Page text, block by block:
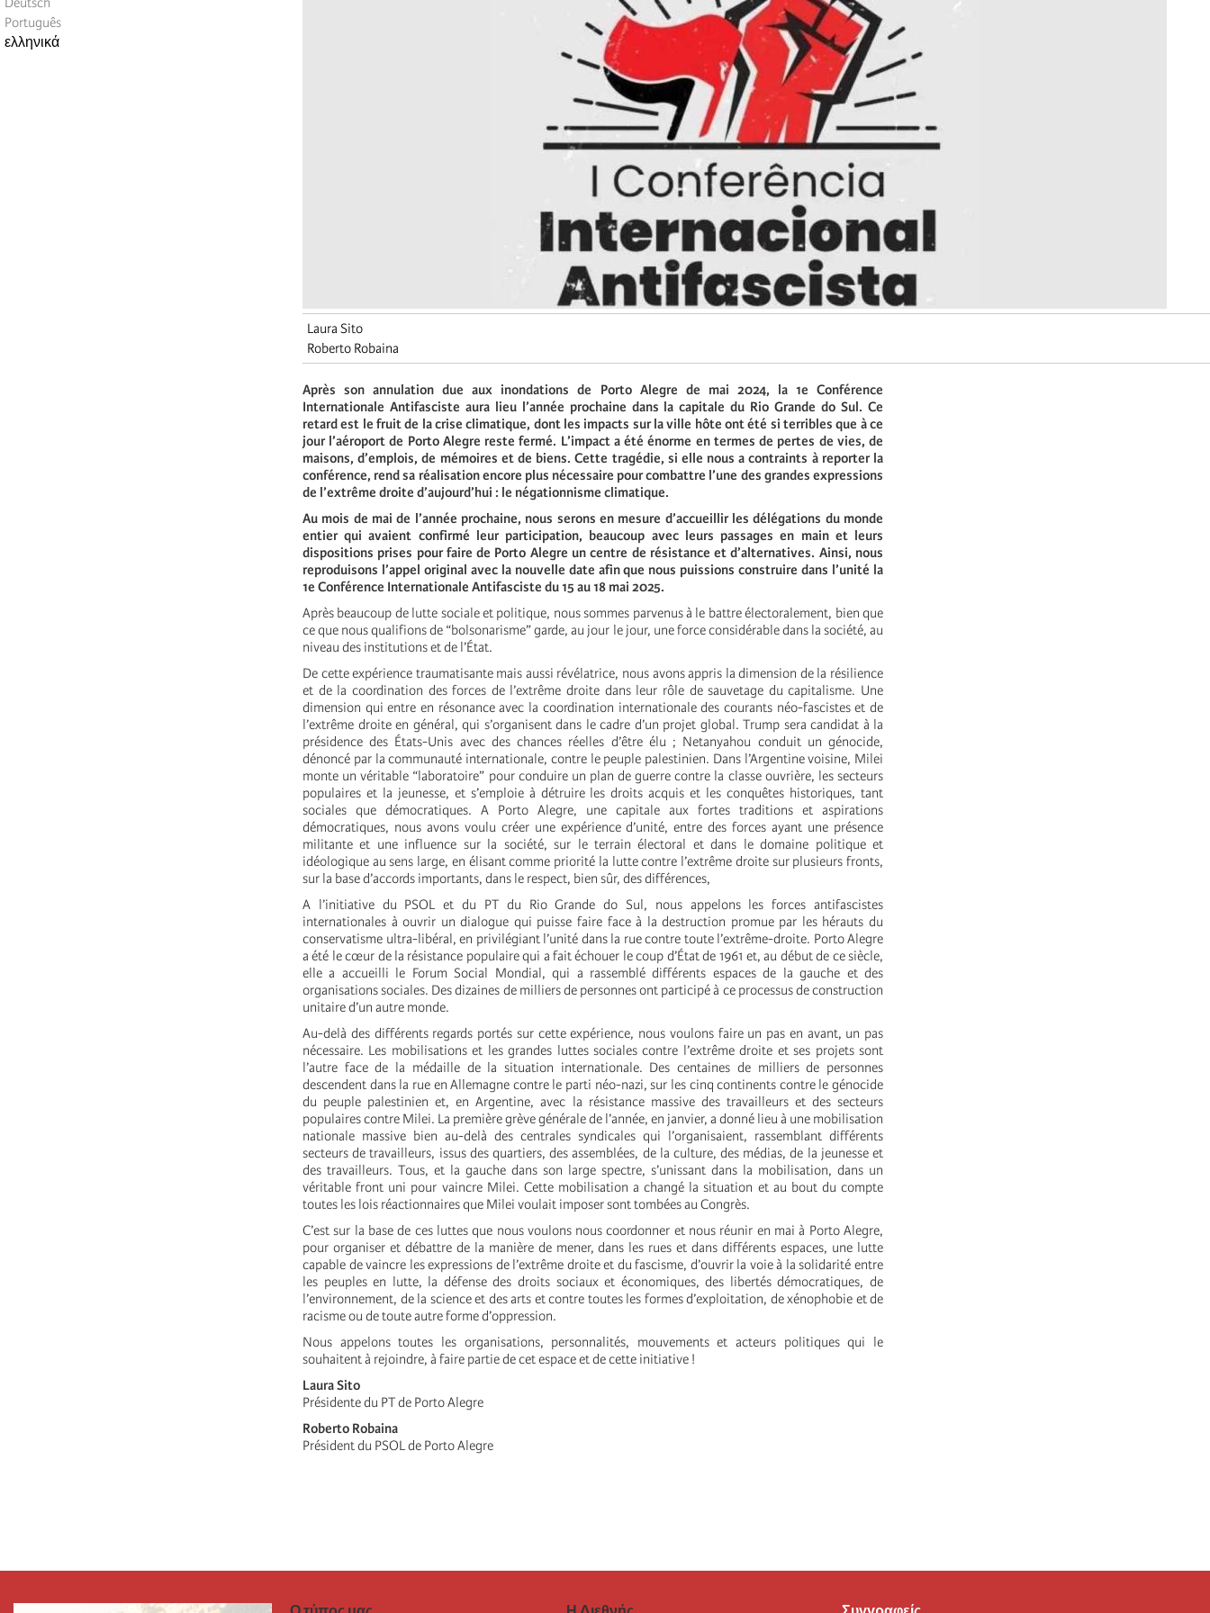
Português
ελληνικά
Laura Sito
Roberto Robaina
Après son annulation due aux inondations de Porto Alegre de mai 2024, la 1e Conférence
Internationale Antifasciste aura lieu l’année prochaine dans la capitale du Rio Grande do Sul. Ce
retard est le fruit de la crise climatique, dont les impacts sur la ville hôte ont été si terribles que à ce
jour l’aéroport de Porto Alegre reste fermé. L’impact a été énorme en termes de pertes de vies, de
maisons, d’emplois, de mémoires et de biens. Cette tragédie, si elle nous a contraints à reporter la
conférence, rend sa réalisation encore plus nécessaire pour combattre l’une des grandes expressions
de l’extrême droite d’aujourd’hui : le négationnisme climatique.
Au mois de mai de l’année prochaine, nous serons en mesure d’accueillir les délégations du monde
entier qui avaient confirmé leur participation, beaucoup avec leurs passages en main et leurs
dispositions prises pour faire de Porto Alegre un centre de résistance et d’alternatives. Ainsi, nous
reproduisons l’appel original avec la nouvelle date afin que nous puissions construire dans l’unité la
1e Conférence Internationale Antifasciste du 15 au 18 mai 2025.
Après beaucoup de lutte sociale et politique, nous sommes parvenus à le battre électoralement, bien que
ce que nous qualifions de “bolsonarisme” garde, au jour le jour, une force considérable dans la société, au
niveau des institutions et de l’État.
De cette expérience traumatisante mais aussi révélatrice, nous avons appris la dimension de la résilience
et de la coordination des forces de l’extrême droite dans leur rôle de sauvetage du capitalisme. Une
dimension qui entre en résonance avec la coordination internationale des courants néo-fascistes et de
l’extrême droite en général, qui s’organisent dans le cadre d’un projet global. Trump sera candidat à la
présidence des États-Unis avec des chances réelles d’être élu ; Netanyahou conduit un génocide,
dénoncé par la communauté internationale, contre le peuple palestinien. Dans l’Argentine voisine, Milei
monte un véritable “laboratoire” pour conduire un plan de guerre contre la classe ouvrière, les secteurs
populaires et la jeunesse, et s’emploie à détruire les droits acquis et les conquêtes historiques, tant
sociales que démocratiques. A Porto Alegre, une capitale aux fortes traditions et aspirations
démocratiques, nous avons voulu créer une expérience d’unité, entre des forces ayant une présence
militante et une influence sur la société, sur le terrain électoral et dans le domaine politique et
idéologique au sens large, en élisant comme priorité la lutte contre l’extrême droite sur plusieurs fronts,
sur la base d’accords importants, dans le respect, bien sûr, des différences,
A l’initiative du PSOL et du PT du Rio Grande do Sul, nous appelons les forces antifascistes
internationales à ouvrir un dialogue qui puisse faire face à la destruction promue par les hérauts du
conservatisme ultra-libéral, en privilégiant l’unité dans la rue contre toute l’extrême-droite. Porto Alegre
a été le cœur de la résistance populaire qui a fait échouer le coup d’État de 1961 et, au début de ce siècle,
elle a accueilli le Forum Social Mondial, qui a rassemblé différents espaces de la gauche et des
organisations sociales. Des dizaines de milliers de personnes ont participé à ce processus de construction
unitaire d’un autre monde.
Au-delà des différents regards portés sur cette expérience, nous voulons faire un pas en avant, un pas
nécessaire. Les mobilisations et les grandes luttes sociales contre l’extrême droite et ses projets sont
l’autre face de la médaille de la situation internationale. Des centaines de milliers de personnes
descendent dans la rue en Allemagne contre le parti néo-nazi, sur les cinq continents contre le génocide
du peuple palestinien et, en Argentine, avec la résistance massive des travailleurs et des secteurs
populaires contre Milei. La première grève générale de l’année, en janvier, a donné lieu à une mobilisation
nationale massive bien au-delà des centrales syndicales qui l’organisaient, rassemblant différents
secteurs de travailleurs, issus des quartiers, des assemblées, de la culture, des médias, de la jeunesse et
des travailleurs. Tous, et la gauche dans son large spectre, s’unissant dans la mobilisation, dans un
véritable front uni pour vaincre Milei. Cette mobilisation a changé la situation et au bout du compte
toutes les lois réactionnaires que Milei voulait imposer sont tombées au Congrès.
C’est sur la base de ces luttes que nous voulons nous coordonner et nous réunir en mai à Porto Alegre,
pour organiser et débattre de la manière de mener, dans les rues et dans différents espaces, une lutte
capable de vaincre les expressions de l’extrême droite et du fascisme, d’ouvrir la voie à la solidarité entre
les peuples en lutte, la défense des droits sociaux et économiques, des libertés démocratiques, de
l’environnement, de la science et des arts et contre toutes les formes d’exploitation, de xénophobie et de
racisme ou de toute autre forme d’oppression.
Nous appelons toutes les organisations, personnalités, mouvements et acteurs politiques qui le
souhaitent à rejoindre, à faire partie de cet espace et de cette initiative !
Laura Sito
Présidente du PT de Porto Alegre
Roberto Robaina
Président du PSOL de Porto Alegre